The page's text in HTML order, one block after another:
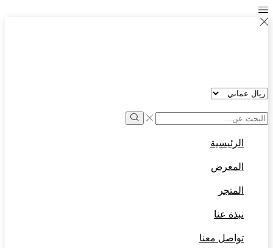
Search
input
Search
الرئيسية
المعرض
المتجر
نبذة عنا
تواصل معنا